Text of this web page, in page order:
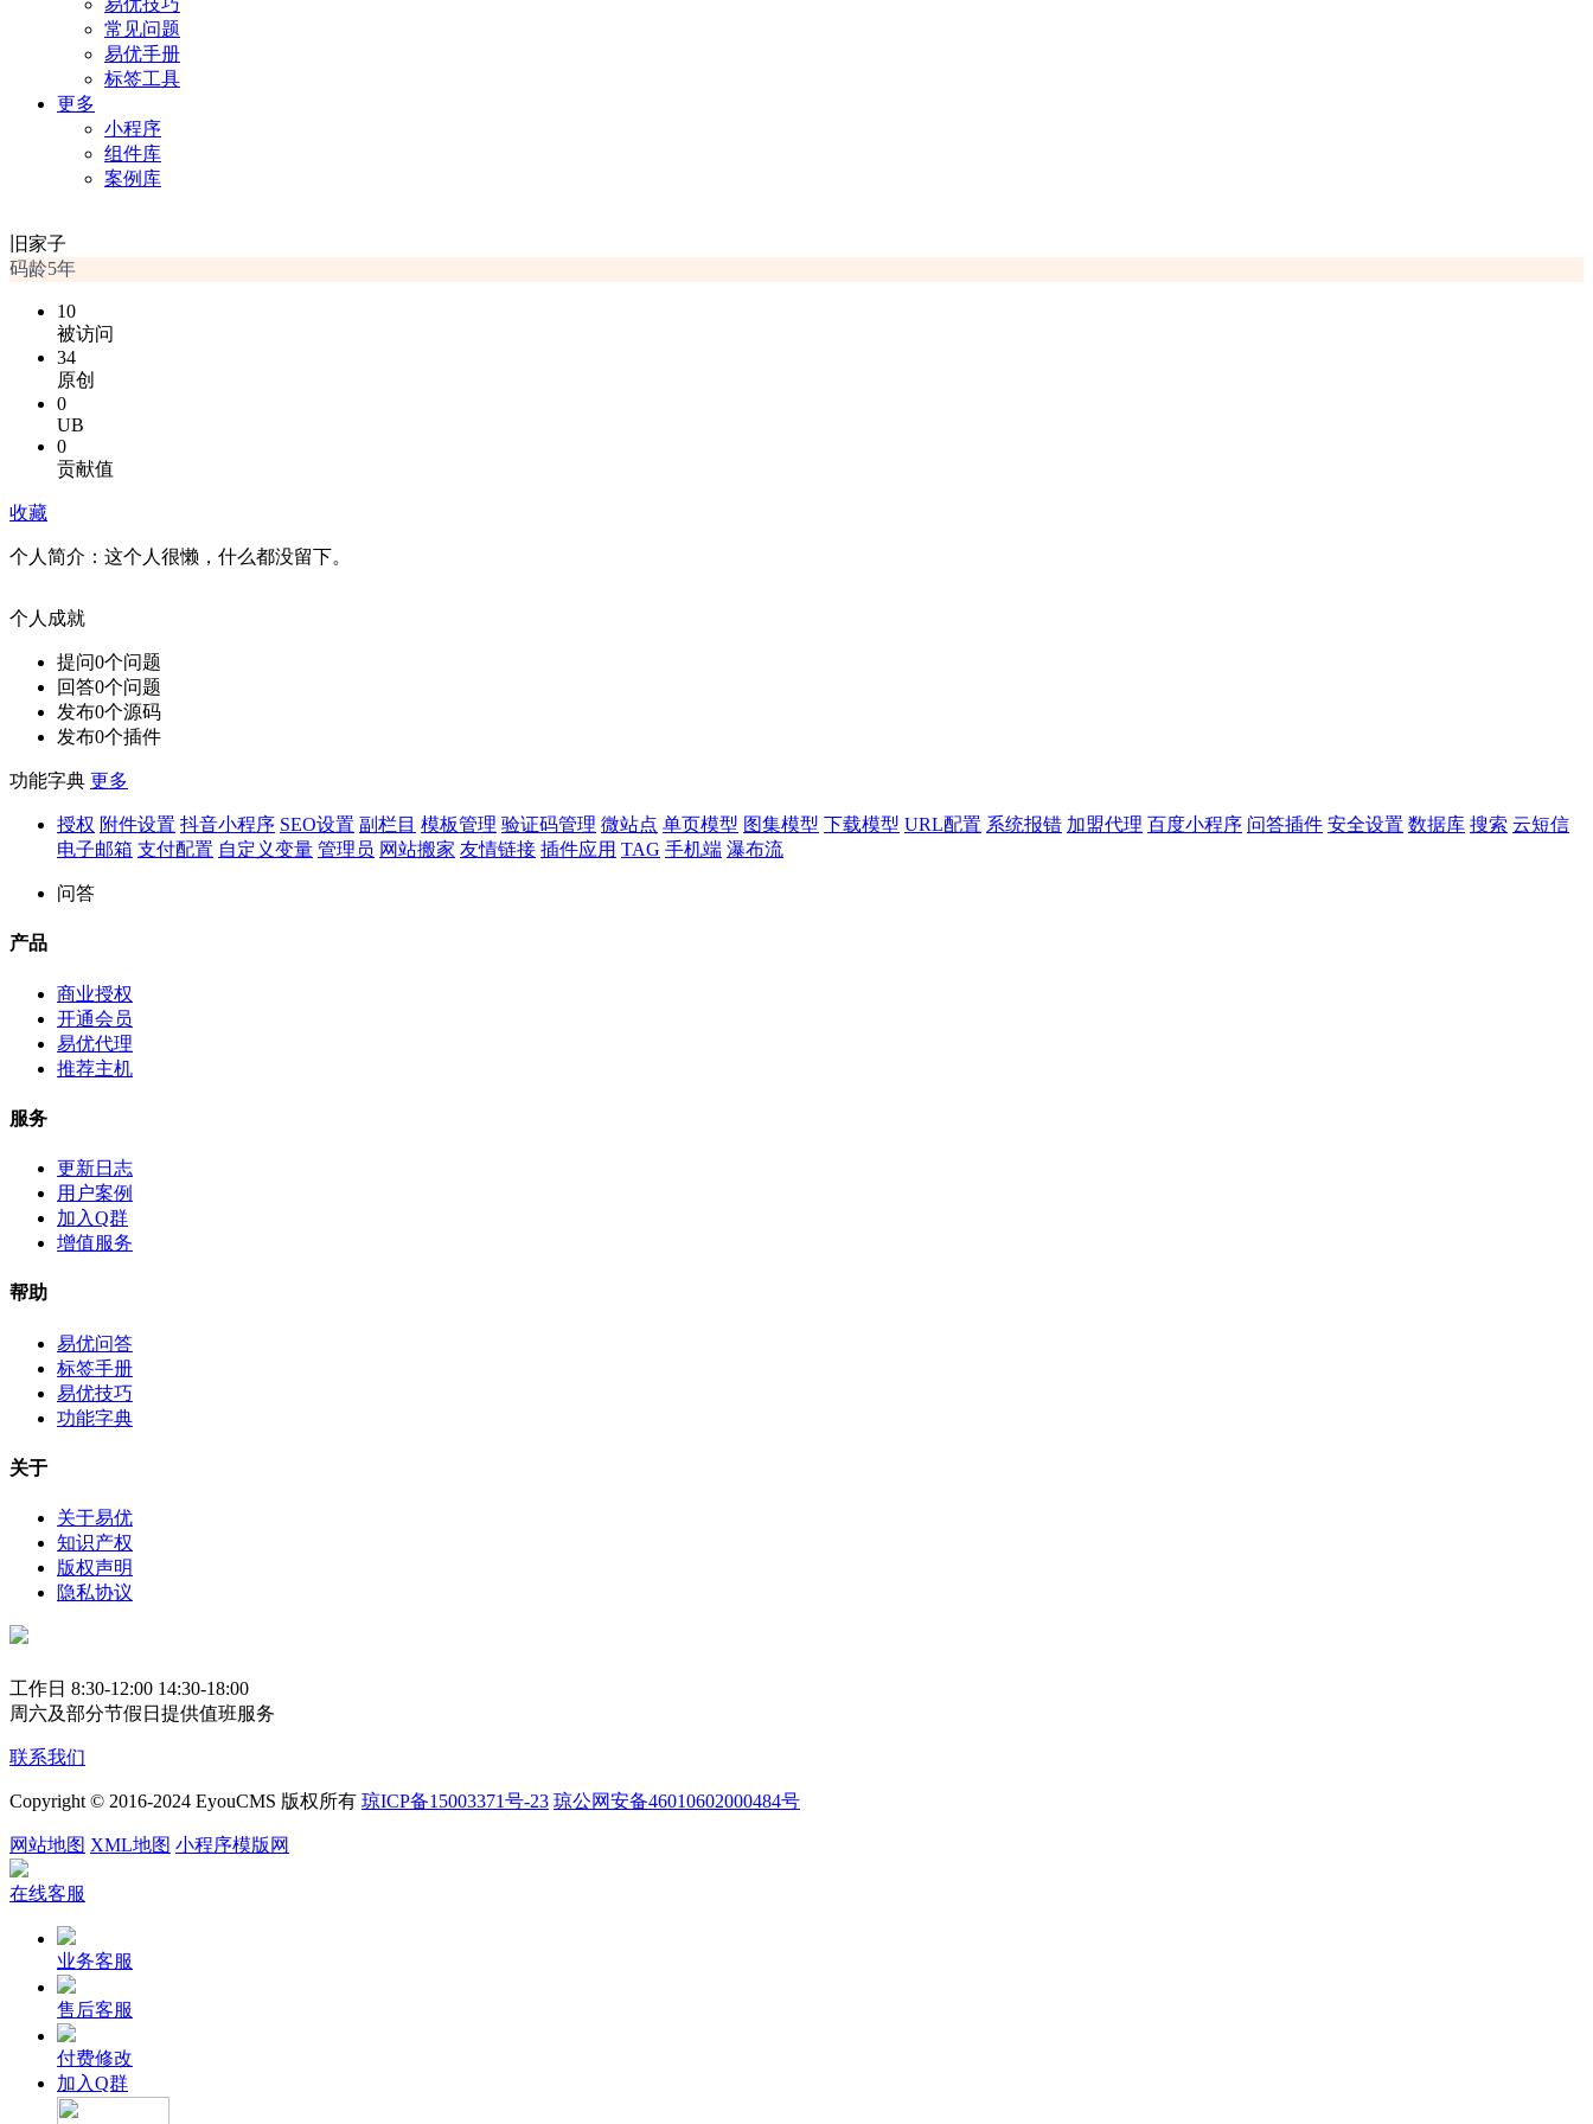
易优技巧
常见问题
易优手册
标签工具
更多
小程序
组件库
案例库
旧家子
码龄5年
10
被访问
34
原创
0
UB
0
贡献值
收藏
个人简介： 这个人很懒，什么都没留下。
个人成就
提问0个问题
回答0个问题
发布0个源码
发布0个插件
功能字典 更多
授权 附件设置 抖音小程序 SEO设置 副栏目 模板管理 验证码管理 微站点 单页模型 图集模型 下载模型 URL配置 系统报错 加盟代理 百度小程序 问答插件 安全设置 数据库 搜索 云短信
电子邮箱 支付配置 自定义变量 管理员 网站搬家 友情链接 插件应用 TAG 手机端 瀑布流
问答
产品
商业授权
开通会员
易优代理
推荐主机
服务
更新日志
用户案例
加入Q群
增值服务
帮助
易优问答
标签手册
易优技巧
功能字典
关于
关于易优
知识产权
版权声明
隐私协议
工作日 8:30-12:00 14:30-18:00
周六及部分节假日提供值班服务
联系我们
Copyright © 2016-2024 EyouCMS 版权所有 琼ICP备15003371号-23 琼公网安备46010602000484号
网站地图 XML地图 小程序模版网
在线客服
业务客服
售后客服
付费修改
加入Q群